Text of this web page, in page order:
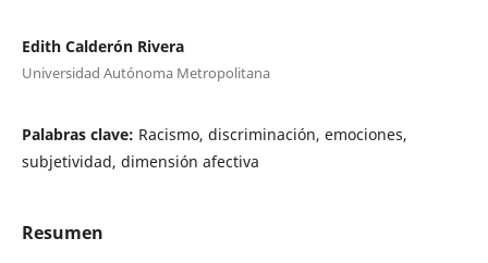
Edith Calderón Rivera
Universidad Autónoma Metropolitana
Palabras clave: Racismo, discriminación, emociones,
subjetividad, dimensión afectiva
Resumen